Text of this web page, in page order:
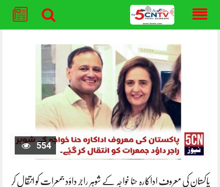
554
پاکستان کی معروف اداکارہ حنا خواجہ کے شوہر راجر داؤد جمعرات کو انتقال کر